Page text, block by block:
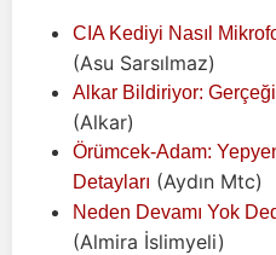
CIA Kediyi Nasıl
(Asu Sarsılmaz)
Alkar Bildiriyor:
(Alkar)
Örümcek-Adam:
Detayları (Aydın Mtc)
Neden Devamı Yok
(Almira İslimyeli)